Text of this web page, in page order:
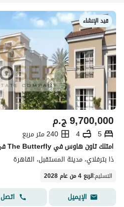
قيد الإنشاء
ج.م9,700,000
5
4
240 متر مربع
ذا بترفلاي، مدينة المستقبل، القاهرة
التسليم:الربع 4 من عام 2028
الإيميل اتصل